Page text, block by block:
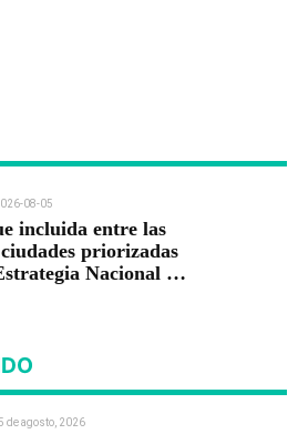
08-05
incluida entre las
priorizadas
Nacional de
de agosto, 2026